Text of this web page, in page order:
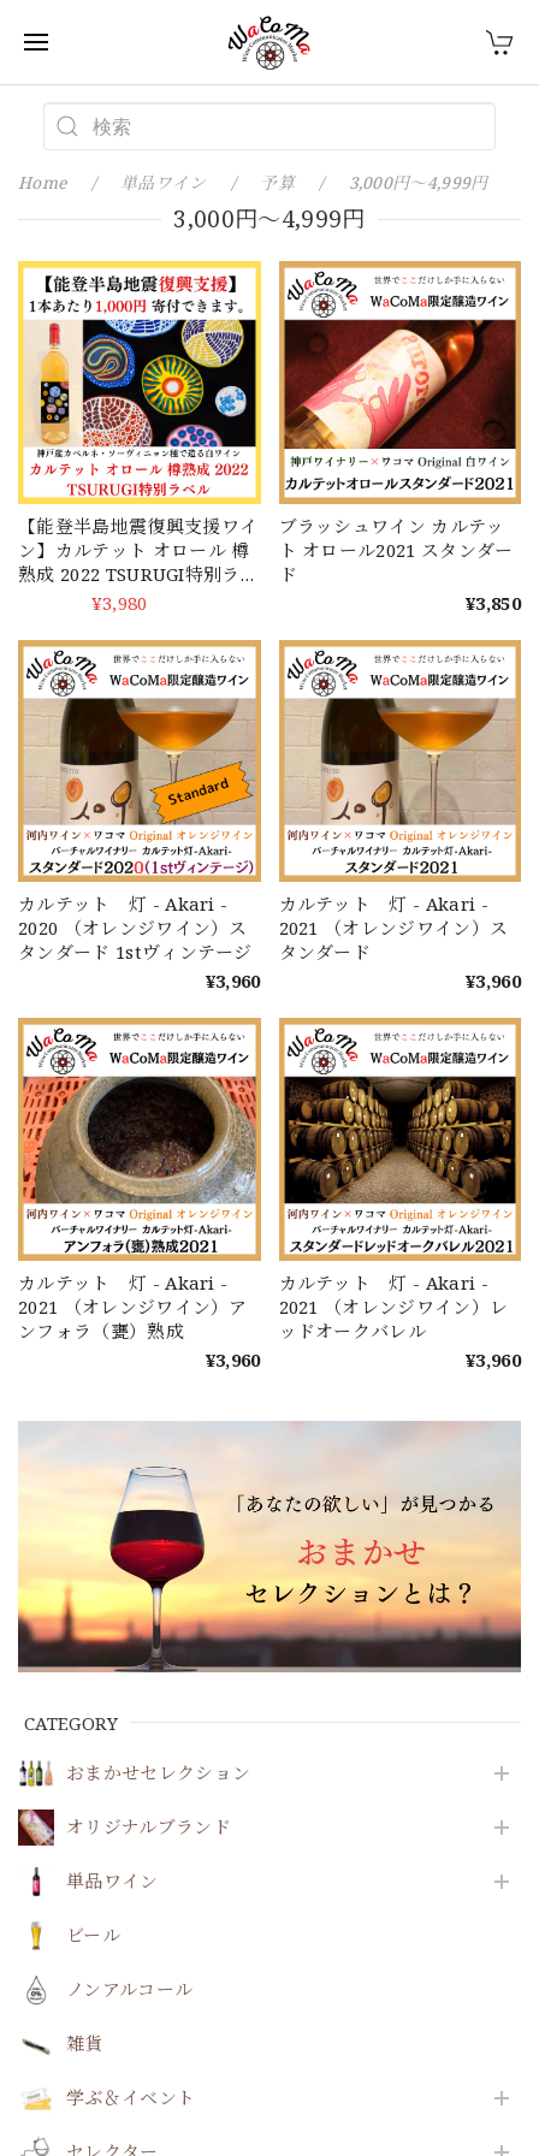
CATEGORY
おまかせセレクション
オリジナルブランド
単品ワイン
ビール
ノンアルコール
雑貨
学ぶ＆イベント
セレクター
Home 単品ワイン 予算 3,000円〜4,999円
3,000円〜4,999円
【能登半島地震復興支援ワイ
ン】カルテット オロール 樽
熟成 2022 TSURUGI特別ラベ
ル ※ 1本あたり1000円を寄
¥3,980
ブラッシュワイン カルテッ
ト オロール2021 スタンダー
ド
¥3,850
カルテット 灯 - Akari -
2020 （オレンジワイン）ス
タンダード 1stヴィンテージ
¥3,960
カルテット 灯 - Akari -
2021 （オレンジワイン）ス
タンダード
¥3,960
カルテット 灯 - Akari -
2021 （オレンジワイン）ア
ンフォラ（甕）熟成
¥3,960
カルテット 灯 - Akari -
2021 （オレンジワイン）レ
ッドオークバレル
¥3,960